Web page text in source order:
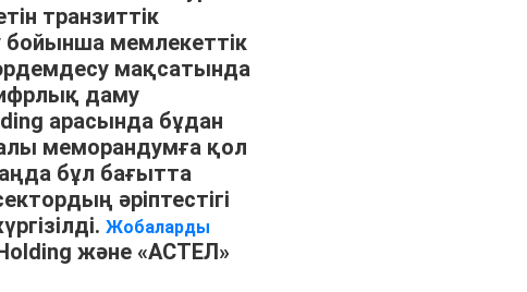
транзиттік
бойынша мемлекеттік
мақсатында
даму
арасында бұдан
меморандумға қол
бұл бағытта
әріптестігі
Жобаларды
және «АСТЕЛ»